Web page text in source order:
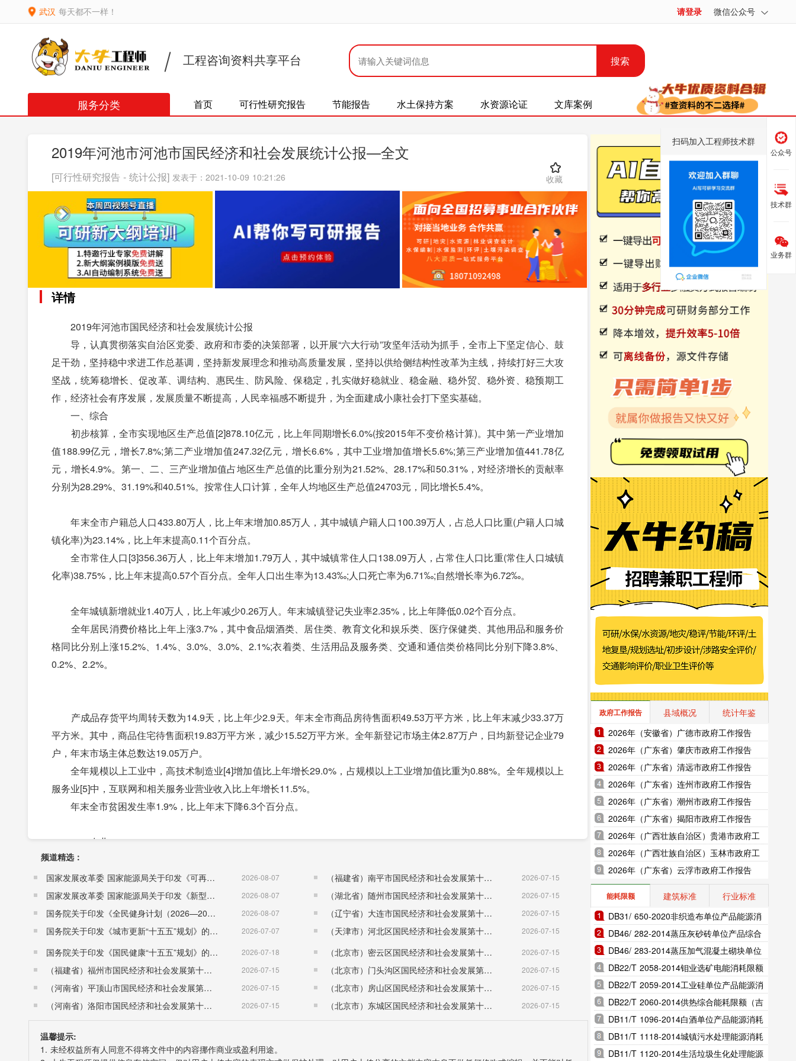
武汉 每天都不一样！ 请登录 微信公众号
工程咨询资料共享平台 搜索
服务分类 首页 可行性研究报告 节能报告 水土保持方案 水资源论证 文库案例
2019年河池市河池市国民经济和社会发展统计公报—全文
[可行性研究报告 - 统计公报] 发表于：2021-10-09 10:21:26 收藏
详情
2019年河池市国民经济和社会发展统计公报
导，认真贯彻落实自治区党委、政府和市委的决策部署，以开展“六大行动”攻坚年活动为抓手，全市上下坚定信心、鼓
足干劲，坚持稳中求进工作总基调，坚持新发展理念和推动高质量发展，坚持以供给侧结构性改革为主线，持续打好三大攻
坚战，统筹稳增长、促改革、调结构、惠民生、防风险、保稳定，扎实做好稳就业、稳金融、稳外贸、稳外资、稳预期工
作，经济社会有序发展，发展质量不断提高，人民幸福感不断提升，为全面建成小康社会打下坚实基础。
一、综合
初步核算，全市实现地区生产总值[2]878.10亿元，比上年同期增长6.0%(按2015年不变价格计算)。其中第一产业增加
值188.99亿元，增长7.8%;第二产业增加值247.32亿元，增长6.6%，其中工业增加值增长5.6%;第三产业增加值441.78亿
元，增长4.9%。第一、二、三产业增加值占地区生产总值的比重分别为21.52%、28.17%和50.31%，对经济增长的贡献率
分别为28.29%、31.19%和40.51%。按常住人口计算，全年人均地区生产总值24703元，同比增长5.4%。
年末全市户籍总人口433.80万人，比上年末增加0.85万人，其中城镇户籍人口100.39万人，占总人口比重(户籍人口城
镇化率)为23.14%，比上年末提高0.11个百分点。
全市常住人口[3]356.36万人，比上年末增加1.79万人，其中城镇常住人口138.09万人，占常住人口比重(常住人口城镇
化率)38.75%，比上年末提高0.57个百分点。全年人口出生率为13.43‰;人口死亡率为6.71‰;自然增长率为6.72‰。
全年城镇新增就业1.40万人，比上年减少0.26万人。年末城镇登记失业率2.35%，比上年降低0.02个百分点。
全年居民消费价格比上年上涨3.7%，其中食品烟酒类、居住类、教育文化和娱乐类、医疗保健类、其他用品和服务价
格同比分别上涨15.2%、1.4%、3.0%、3.0%、2.1%;衣着类、生活用品及服务类、交通和通信类价格同比分别下降3.8%、
0.2%、2.2%。
产成品存货平均周转天数为14.9天，比上年少2.9天。年末全市商品房待售面积49.53万平方米，比上年末减少33.37万
平方米。其中，商品住宅待售面积19.83万平方米，减少15.52万平方米。全年新登记市场主体2.87万户，日均新登记企业79
户，年末市场主体总数达19.05万户。
全年规模以上工业中，高技术制造业[4]增加值比上年增长29.0%，占规模以上工业增加值比重为0.88%。全年规模以上
服务业[5]中，互联网和相关服务业营业收入比上年增长11.5%。
年末全市贫困发生率1.9%，比上年末下降6.3个百分点。
二、农业
全年农林牧渔业实现总产值318.10亿元，比上年增长7.9%。农林牧渔业增加值193.76亿元，增长7.7%。
全年粮食种植面积245.16千公顷，比上年减少3.22千公顷。油料作物种植面积14.90千公顷，增加1.55千公顷;甘蔗种植
面积49.80千公顷，增加0.38千公顷;蔬菜种植面积98.34千公顷，增加4.33千公顷。桑园面积54.20千公顷，增加0.98千公
顷。
全年粮食总产量95.03万吨，比上年下降2.8%;油料产量1.62万吨，增产17.7%;甘蔗产量309.58万吨，增产4.7%;蔬菜产
量(含食用瓜)177.45万吨，增产7.2%;园林水果产量61.78万吨，增产49.5%;板栗产量3.39万吨，增产1.2%;核桃产量0.17万
吨，增产4.0%。
油桐籽产量2.38万吨，减产0.2%;油茶籽产量2.38万吨，减产0.2%;八角产量1.00万吨，增产2.6%。
年末生猪存栏58.15万头，比上年下降60.7%;生猪出栏146.21万头，下降29.5%。全年畜禽肉类总产量20.57万吨，下降
8.4%。其中猪肉产量11.10万吨，下降28.7%;牛肉产量2.55万吨，增长81.6%;羊肉产量1.34万吨，增长32.8%;禽肉产量4.54
万吨，增长28.7%。禽蛋产量1.00万吨，增长13.7%。蚕茧产量13.28万吨，增长2.5%。
频道精选：
国家发展改革委 国家能源局关于印发《可再生能源发展“十五五”规划》的通知 （发改能源〔2026〕1067号）
2026-08-07
国家发展改革委 国家能源局关于印发《新型电力系统建设“十五五”规划》的通知​ （发改能源〔2026〕942号） 2026-08-07
国务院关于印发《全民健身计划（2026—2030年）》的通知 （国发〔2026〕26号） 2026-08-07
国务院关于印发《城市更新“十五五”规划》的通知（国发〔2026〕12号） 2026-07-07
国务院关于印发《国民健康“十五五”规划》的通知 （国发〔2026〕23号） 2026-07-18
（福建省）福州市国民经济和社会发展第十五个五年规划纲要 2026-07-15
（河南省）平顶山市国民经济和社会发展第十五个五年规划纲要 2026-07-15
（河南省）洛阳市国民经济和社会发展第十五个五年规划纲要 2026-07-15
（福建省）南平市国民经济和社会发展第十五个五年规划纲要 2026-07-15
（湖北省）随州市国民经济和社会发展第十五个五年规划纲要 2026-07-15
（辽宁省）大连市国民经济和社会发展第十五个五年规划纲要 2026-07-15
（天津市）河北区国民经济和社会发展第十五个五年规划纲要 2026-07-15
（北京市）密云区国民经济和社会发展第十五个五年规划纲要 2026-07-15
（北京市）门头沟区国民经济和社会发展第十五个五年规划纲要 2026-07-15
（北京市）房山区国民经济和社会发展第十五个五年规划纲要 2026-07-15
（北京市）东城区国民经济和社会发展第十五个五年规划纲要 2026-07-15
温馨提示:
1. 未经权益所有人同意不得将文件中的内容挪作商业或盈利用途。
政府工作报告 县域概况
统计年鉴
2026年（安徽省）广德市政府工作报告
2026年（广东省）肇庆市政府工作报告
2026年（广东省）清远市政府工作报告
2026年（广东省）连州市政府工作报告
2026年（广东省）潮州市政府工作报告
2026年（广东省）揭阳市政府工作报告
2026年（广西壮族自治区）贵港市政府工
作报告
2026年（广西壮族自治区）玉林市政府工
作报告
2026年（广东省）云浮市政府工作报告
能耗限额 建筑标准
行业标准
DB31/ 650-2020非织造布单位产品能源消
耗限额（上海市地方标准）
DB46/ 282-2014蒸压灰砂砖单位产品综合
能耗和电耗限额（海南省地方标准）
DB46/ 283-2014蒸压加气混凝土砌块单位
产品综合能耗和电耗限额（海南省地方标
准）
DB22/T 2058-2014钼业选矿电能消耗限额
（吉林省地方标准）
DB22/T 2059-2014工业硅单位产品能源消
耗限额（吉林省地方标准）
DB22/T 2060-2014供热综合能耗限额（吉
林省地方标准）
DB11/T 1096-2014白酒单位产品能源消耗
限额（北京市地方标准）
DB11/T 1118-2014城镇污水处理能源消耗
限额（北京市地方标准）
DB11/T 1120-2014生活垃圾生化处理能源
公众号
技术群
扫码加入工程师技术群
业务群